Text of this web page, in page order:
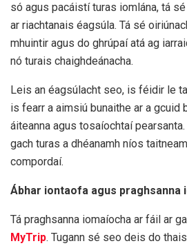
só agus pacáistí turas iomlána, tá
ar riachtanais éagsúla. Tá sé
mhuintir agus do ghrúpaí atá ag
nó turais chaighdeánacha.
Leis an éagsúlacht seo, is féidir le
is fearr a aimsiú bunaithe ar a gcuid
áiteanna agus tosaíochtaí
gach turas a dhéanamh níos
compordaí.
Ábhar iontaofa agus praghsanna
Tá praghsanna iomaíocha ar fáil ar
MyTrip. Tugann sé seo deis do